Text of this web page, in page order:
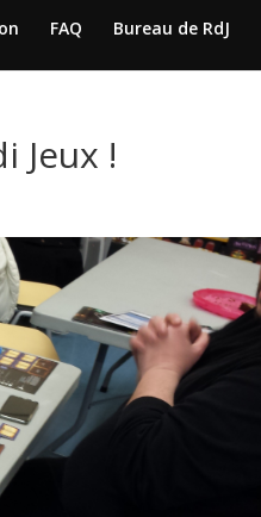
FAQ Bureau de RdJ
Jeux !